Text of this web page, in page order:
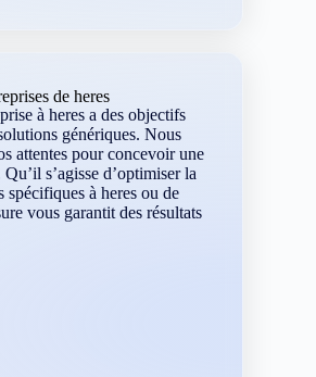
de heres
à heres a des objectifs
génériques. Nous
attentes pour concevoir une
s’agisse d’optimiser la
spécifiques à heres ou de
vous garantit des résultats